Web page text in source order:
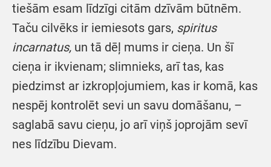
tiešām esam līdzīgi citām dzīvām būtnēm.
Taču cilvēks ir iemiesots gars, spiritus
incarnatus, un tā dēļ mums ir cieņa. Un šī
cieņa ir ikvienam; slimnieks, arī tas, kas
piedzimst ar izkropļojumiem, kas ir komā, kas
nespēj kontrolēt sevi un savu domāšanu, –
saglabā savu cieņu, jo arī viņš joprojām sevī
nes līdzību Dievam.